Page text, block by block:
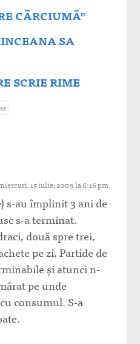
CÂRCIUMĂ”
SA
SCRIE RIME
15 iulie, 2009 la 6:16 pm
s-au împlinit 3 ani de
s-a terminat.
două spre trei,
pe zi. Partide de
şi atunci n-
pe unde
consumul. S-a